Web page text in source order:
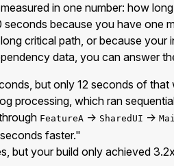
in one number: how
because you have one
critical path, or because your
data, you can answer
but only 12 seconds of
processing, which ran
FeatureA → SharedUI →
faster."
but your build only achieved